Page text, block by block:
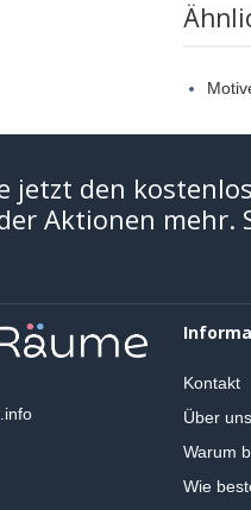
jetzt den
Aktionen mehr.
Kontakt
Über uns
Warum
Wie